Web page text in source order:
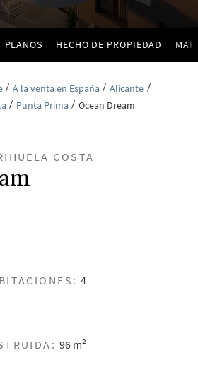
PLANOS HECHO DE PROPIEDAD
A la venta en España
Alicante
Punta Prima Ocean Dream
COSTA
4
96 m²